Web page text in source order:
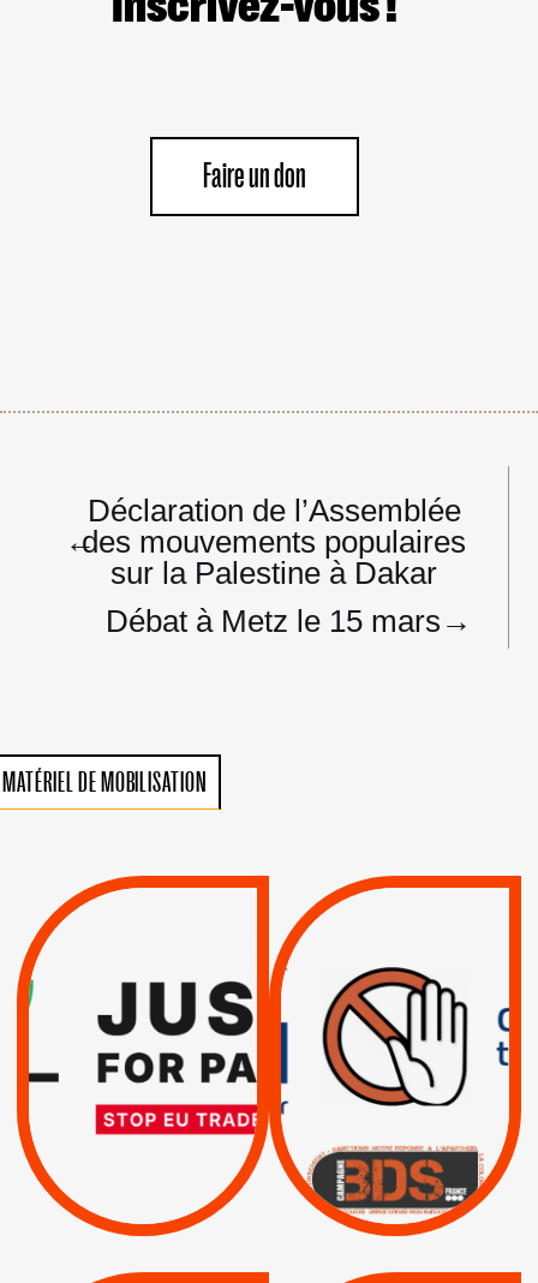
Faire un don
Navigation
de
l’article
←
Déclaration de l’Assemblée
des mouvements populaires
sur la Palestine à Dakar
Débat à Metz le 15 mars →
MATÉRIEL DE MOBILISATION
VIOLATIONS DES
SUSPENSION
TOTALE DE
L’ACCORD
D’ASSOCIATION UE-
ISRAËL
| Actus Pétitions
RESPECT DU DROIT
INTERNATIONAL ?
TRUMP, MACRON :
MÊME COMBAT
| Actus |
| Boycott militaire |
Lettres d'interpellation